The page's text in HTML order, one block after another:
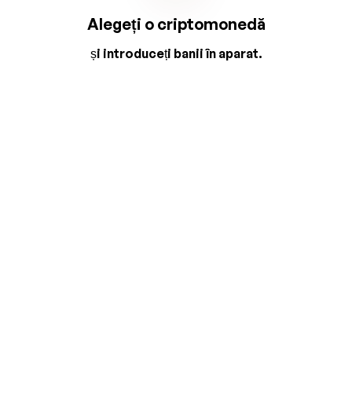
Alegeți o criptomonedă
și introduceți banii în aparat.